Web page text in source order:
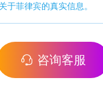
于菲律宾的真实信息。
咨询客服